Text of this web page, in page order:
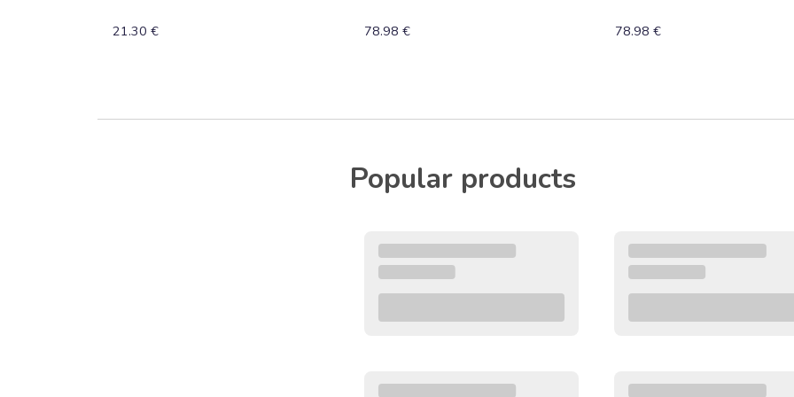
21.30 € 78.98 € 78.98 €
Popular products